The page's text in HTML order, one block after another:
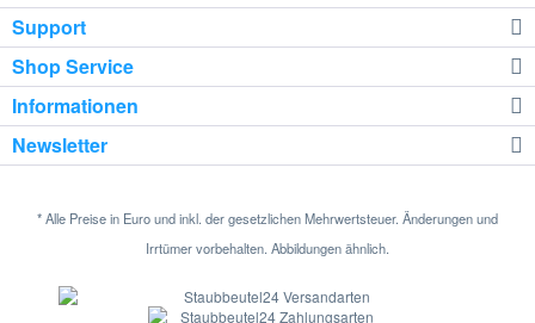
Support
Shop Service
Informationen
Newsletter
* Alle Preise in Euro und inkl. der gesetzlichen Mehrwertsteuer. Änderungen und
Irrtümer vorbehalten. Abbildungen ähnlich.